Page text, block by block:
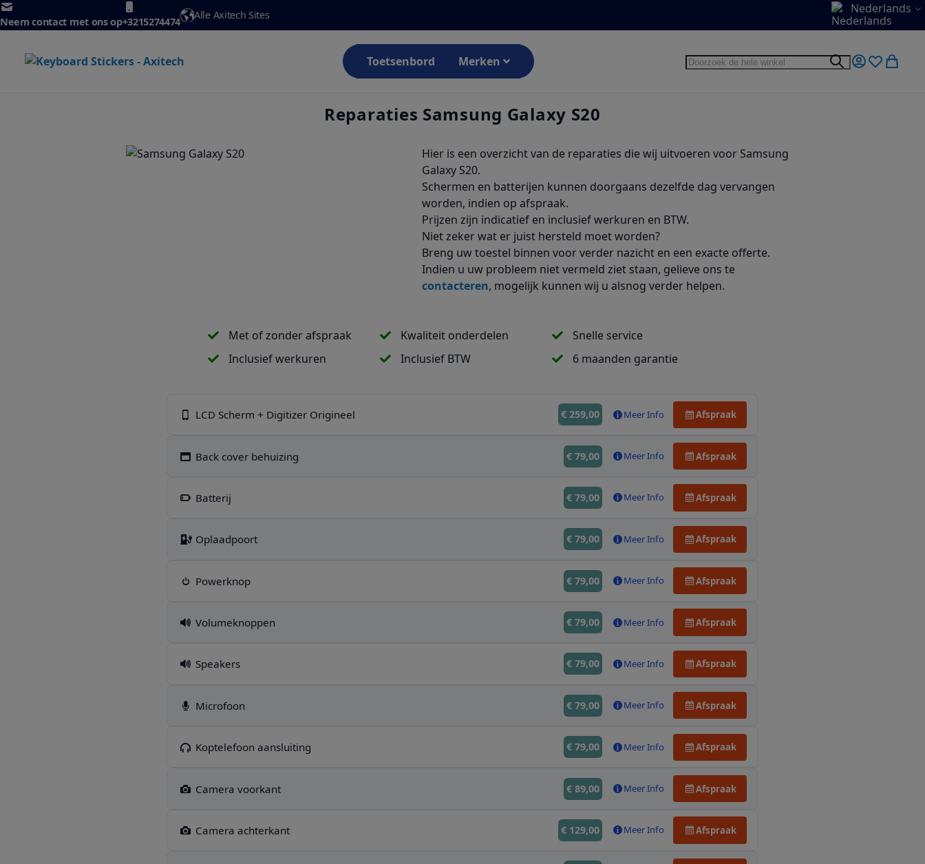
Ga naar de inhoud
Neem contact met ons op+3215274474
Alle Axitech Sites Taal Nederlands
Toetsenbord Merken Zoek
ZoekMijn account
Verlanglijst
Reparaties Samsung Galaxy S20
Hier is een overzicht van de reparaties die wij uitvoeren voor Samsung
Galaxy S20.
Schermen en batterijen kunnen doorgaans dezelfde dag vervangen
worden, indien op afspraak.
Prijzen zijn indicatief en inclusief werkuren en BTW.
Niet zeker wat er juist hersteld moet worden?
Breng uw toestel binnen voor verder nazicht en een exacte offerte.
Indien u uw probleem niet vermeld ziet staan, gelieve ons te
contacteren, mogelijk kunnen wij u alsnog verder helpen.
Met of zonder afspraak Kwaliteit onderdelen
Snelle service
Inclusief werkuren
Inclusief BTW 6 maanden garantie
LCD Scherm + Digitizer Origineel € 259,00 Meer Info Afspraak
Back cover behuizing € 79,00 Meer Info Afspraak
Batterij € 79,00 Meer Info Afspraak
Oplaadpoort € 79,00 Meer Info Afspraak
Powerknop € 79,00 Meer Info Afspraak
Volumeknoppen € 79,00 Meer Info Afspraak
Speakers € 79,00 Meer Info Afspraak
Microfoon € 79,00 Meer Info Afspraak
Koptelefoon aansluiting € 79,00 Meer Info Afspraak
Camera voorkant € 89,00 Meer Info Afspraak
Camera achterkant € 129,00 Meer Info Afspraak